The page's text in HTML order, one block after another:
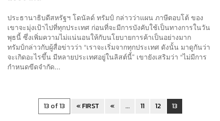
ประธานาธิบดีสหรัฐฯ โดนัลด์ ทรัมป์ กล่าวว่าแผน ภาษีตอบโต้ ของ
เขาจะมุ่งเป้าไปที่ทุกประเทศ ก่อนที่จะมีการบังคับใช้เป็นทางการในวัน
พุธนี้ ซึ่งเพิ่มความไม่แน่นอนให้กับนโยบายการค้าเป็นอย่างมาก
ทรัมป์กล่าวกับผู้สื่อข่าวว่า “เราจะเริ่มจากทุกประเทศ ดังนั้น มาดูกันว่า
จะเกิดอะไรขึ้น มีหลายประเทศอยู่ในลิสต์นี้” เขายังเสริมว่า “ไม่มีการ
กำหนดขีดจำกัด...
13 of 13 « FIRST « ... 11 12 13